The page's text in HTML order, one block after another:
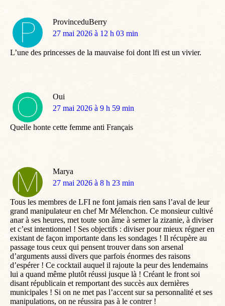
ProvinceduBerry
dit
27 mai 2026 à 12 h 03 min
L’une des princesses de la mauvaise foi dont lfi est un vivier.
Oui
dit
27 mai 2026 à 9 h 59 min
Quelle honte cette femme anti Français
Marya
dit
27 mai 2026 à 8 h 23 min
Tous les membres de LFI ne font jamais rien sans l’aval de leur
grand manipulateur en chef Mr Mélenchon. Ce monsieur cultivé
anar à ses heures, met toute son âme à semer la zizanie, à diviser
et c’est intentionnel ! Ses objectifs : diviser pour mieux régner en
existant de façon importante dans les sondages ! Il récupère au
passage tous ceux qui pensent trouver dans son arsenal
d’arguments aussi divers que parfois énormes des raisons
d’espérer ! Ce cocktail auquel il rajoute la peur des lendemains
lui a quand même plutôt réussi jusque là ! Créant le front soi
disant républicain et remportant des succès aux dernières
municipales ! Si on ne met pas l’accent sur sa personnalité et ses
manipulations, on ne réussira pas à le contrer !